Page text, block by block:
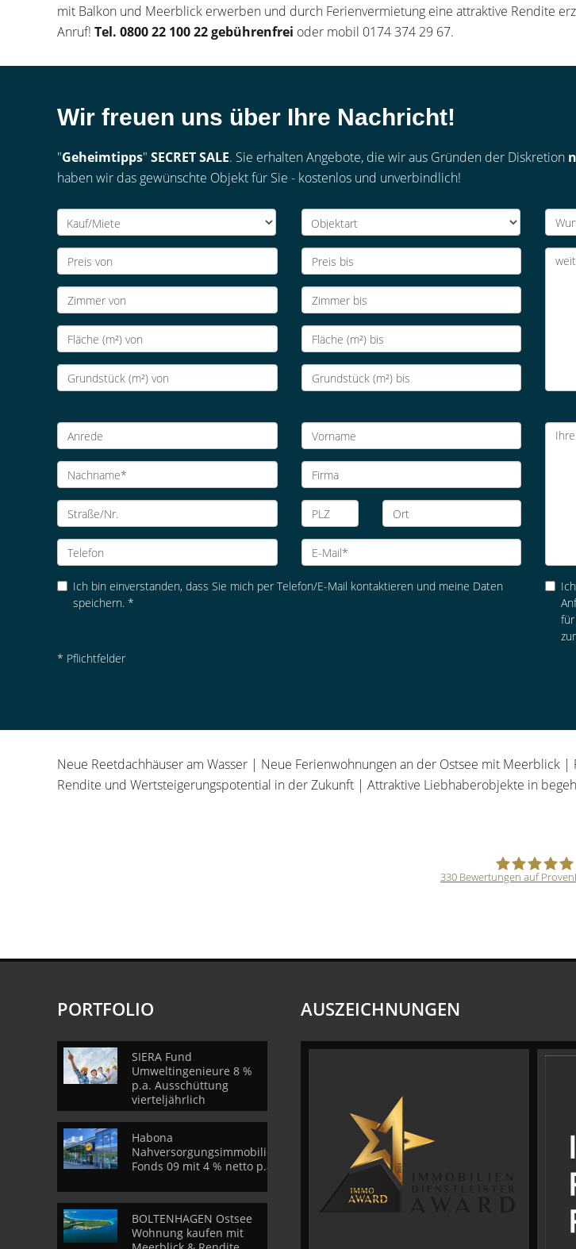
mit Balkon und Meerblick erwerben und durch Ferienvermietung eine attraktive Rendite
Anruf! Tel. 0800 22 100 22 gebührenfrei oder mobil 0174 374 29 67.
Wir freuen uns über Ihre Nachricht!
"Geheimtipps" SECRET SALE. Sie erhalten Angebote, die wir aus Gründen der Diskretion
haben wir das gewünschte Objekt für Sie - kostenlos und unverbindlich!
Ich bin einverstanden, dass Sie mich per Telefon/E-Mail kontaktieren und meine Daten
speichern. *
* Pflichtfelder
Neue Reetdachhäuser am Wasser | Neue Ferienwohnungen an der Ostsee mit
Rendite und Wertsteigerungspotential in der Zukunft | Attraktive Liebhaberobjekte in
330 Bewertungen auf
PORTFOLIO
SIERA Fund
Umweltingenieure 8 %
p.a. Ausschüttung
vierteljährlich
Habona
Nahversorgungsimmobilien
Fonds 09 mit 4 % netto p.a.
BOLTENHAGEN Ostsee
Wohnung kaufen mit
AUSZEICHNUNGEN